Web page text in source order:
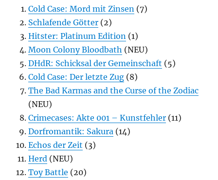
Cold Case: Mord mit Zinsen (7)
Schlafende Götter (2)
Hitster: Platinum Edition (1)
Moon Colony Bloodbath (NEU)
DHdR: Schicksal der Gemeinschaft (5)
Cold Case: Der letzte Zug (8)
The Bad Karmas and the Curse of the Zodiac
(NEU)
Crimecases: Akte 001 – Kunstfehler (11)
Dorfromantik: Sakura (14)
Echos der Zeit (3)
Herd (NEU)
Toy Battle (20)